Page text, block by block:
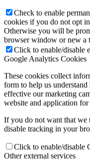
Check to enable
cookies if you do not opt
Otherwise you will be
browser window or new a
Click to enable/disable
Google Analytics Cookies
These cookies collect
form to help us
effective our marketing
website and application
If you do not want that we
disable tracking in your
Click to enable/disable
Other external services